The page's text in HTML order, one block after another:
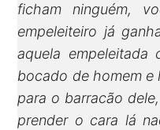
ficham ninguém,
empeleiteiro já
aquela empeleitada
bocado de homem e
para o barracão
prender o cara lá